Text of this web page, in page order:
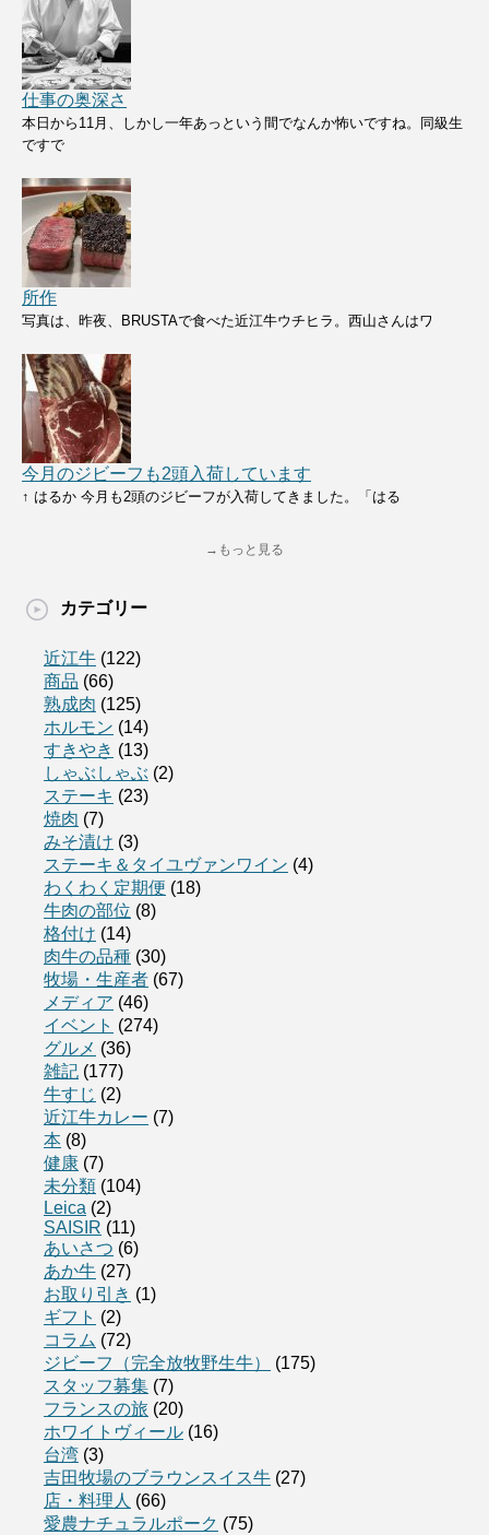
仕事の奥深さ
本日から11月、しかし一年あっという間でなんか怖いですね。同級生
ですで
所作
写真は、昨夜、BRUSTAで食べた近江牛ウチヒラ。西山さんはワ
今月のジビーフも2頭入荷しています
↑ はるか 今月も2頭のジビーフが入荷してきました。「はる
→もっと見る
カテゴリー
近江牛 (122)
商品 (66)
熟成肉 (125)
ホルモン (14)
すきやき (13)
しゃぶしゃぶ (2)
ステーキ (23)
焼肉 (7)
みそ漬け (3)
ステーキ＆タイユヴァンワイン (4)
わくわく定期便 (18)
牛肉の部位 (8)
格付け (14)
肉牛の品種 (30)
牧場・生産者 (67)
メディア (46)
イベント (274)
グルメ (36)
雑記 (177)
牛すじ (2)
近江牛カレー (7)
本 (8)
健康 (7)
未分類 (104)
Leica (2)
SAISIR (11)
あいさつ (6)
あか牛 (27)
お取り引き (1)
ギフト (2)
コラム (72)
ジビーフ（完全放牧野生牛）
(175)
スタッフ募集 (7)
フランスの旅 (20)
ホワイトヴィール (16)
台湾 (3)
吉田牧場のブラウンスイス牛 (27)
店・料理人 (66)
愛農ナチュラルポーク (75)